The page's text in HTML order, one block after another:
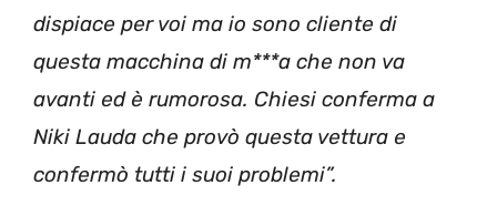
dispiace per voi ma io sono cliente di
questa macchina di m***a che non va
avanti ed è rumorosa. Chiesi conferma a
Niki Lauda che provò questa vettura e
confermò tutti i suoi problemi”.